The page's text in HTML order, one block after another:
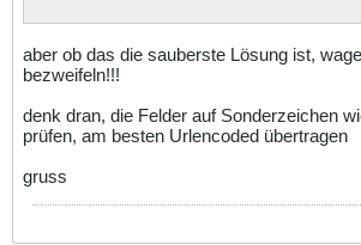
aber ob das die sauberste Lösung ist,
bezweifeln!!!
denk dran, die Felder auf Sonderzeichen
prüfen, am besten Urlencoded übertragen
gruss